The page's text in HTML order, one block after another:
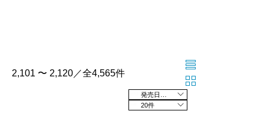
2,101 〜 2,120／全4,565件
20件